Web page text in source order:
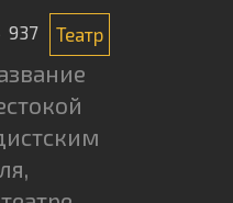
937 Театр